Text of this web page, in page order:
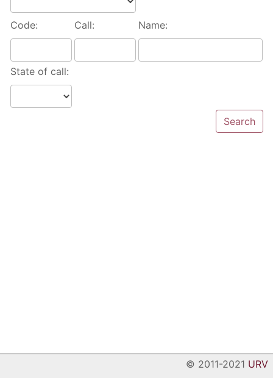
Code: Call: Name:
State of call:
© 2011-2021 URV